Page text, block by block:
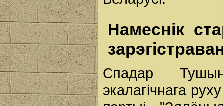
Намеснік
Спадар
экалагічнага